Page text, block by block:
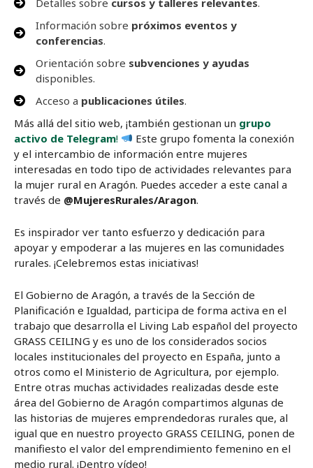
Información sobre próximos eventos y
conferencias.
Orientación sobre subvenciones y ayudas
disponibles.
Acceso a publicaciones útiles.
Más allá del sitio web, ¡también gestionan un grupo
activo de Telegram!
Este grupo fomenta la conexión
y el intercambio de información entre mujeres
interesadas en todo tipo de actividades relevantes para
la mujer rural en Aragón. Puedes acceder a este canal a
través de @MujeresRurales/Aragon.
Es inspirador ver tanto esfuerzo y dedicación para
apoyar y empoderar a las mujeres en las comunidades
rurales. ¡Celebremos estas iniciativas!
El Gobierno de Aragón, a través de la Sección de
Planificación e Igualdad, participa de forma activa en el
trabajo que desarrolla el Living Lab español del proyecto
GRASS CEILING y es uno de los considerados socios
locales institucionales del proyecto en España, junto a
otros como el Ministerio de Agricultura, por ejemplo.
Entre otras muchas actividades realizadas desde este
área del Gobierno de Aragón compartimos algunas de
las historias de mujeres emprendedoras rurales que, al
igual que en nuestro proyecto GRASS CEILING, ponen de
manifiesto el valor del emprendimiento femenino en el
medio rural. ¡Dentro vídeo!